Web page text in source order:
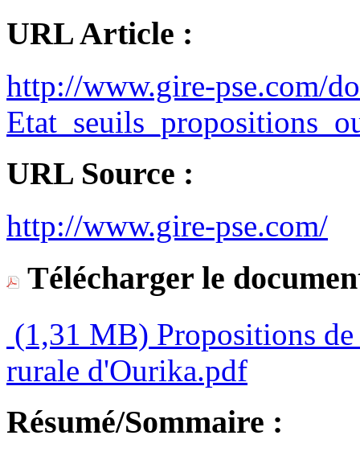
URL Article :
http://www.gire-pse.com/
URL Source :
http://www.gire-pse.com/
Télécharger le
(1,31 MB) Propositions
rurale d'Ourika.pdf
Résumé/Sommaire :